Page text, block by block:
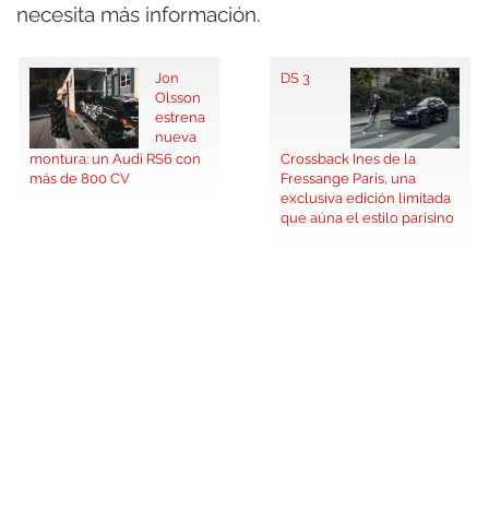
necesita más información.
Jon
Olsson
estrena
nueva
montura: un Audi RS6 con
más de 800 CV
DS 3
Crossback Ines de la
Fressange Paris, una
exclusiva edición limitada
que aúna el estilo parisino